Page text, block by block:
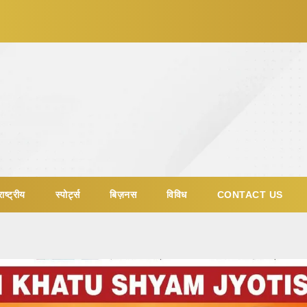
स्पोर्ट्स बिज़नस विविध CONTACT US